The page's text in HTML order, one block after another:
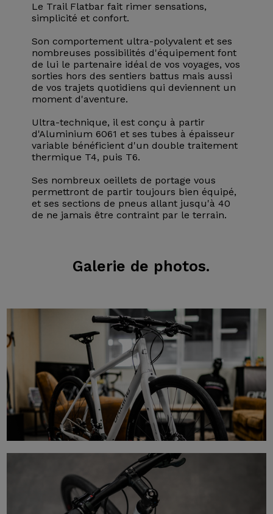
Le Trail Flatbar fait rimer sensations,
simplicité et confort.
Son comportement ultra-polyvalent et ses
nombreuses possibilités d'équipement font
de lui le partenaire idéal de vos voyages, vos
sorties hors des sentiers battus mais aussi
de vos trajets quotidiens qui deviennent un
moment d'aventure.
Ultra-technique, il est conçu à partir
d'Aluminium 6061 et ses tubes à épaisseur
variable bénéficient d'un double traitement
thermique T4, puis T6.
Ses nombreux oeillets de portage vous
permettront de partir toujours bien équipé,
et ses sections de pneus allant jusqu'à 40
de ne jamais être contraint par le terrain.
Galerie de photos.